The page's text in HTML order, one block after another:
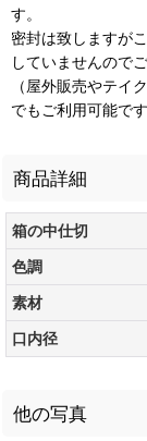
す。
密封は致しますが
していませんので
（屋外販売やテイ
でもご利用可能です
商品詳細
箱の中仕切
色調
素材
口内径
他の写真